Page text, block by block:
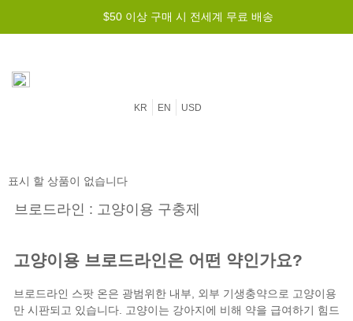
$50 이상 구매 시 전세계 무료 배송
KR EN USD
고양이용 브로드라인은 어떤 약인가요?
브로드라인 스팟 온은 광범위한 내부 , 외부 기생충약으로 고양이용
만 시판되고 있습니다. 고양이는 강아지에 비해 약을 급여하기 힘드
브로드라인 : 고양이용 구충제
표시 할 상품이 없습니다